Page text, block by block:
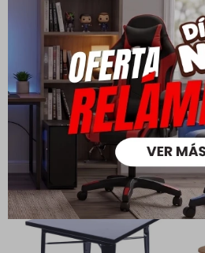
Ver mas
Medios de pago
Productos que te pueden